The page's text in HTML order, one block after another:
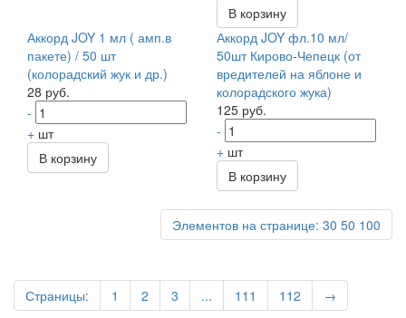
В корзину
Аккорд JOY 1 мл ( амп.в
пакете) / 50 шт
(колорадский жук и др.)
28 руб.
-
+ шт
В корзину
Аккорд JOY фл.10 мл/
50шт Кирово-Чепецк (от
вредителей на яблоне и
колорадского жука)
125 руб.
-
+ шт
В корзину
Элементов на странице: 30 50 100
Страницы: 1 2 3 ... 111 112 →